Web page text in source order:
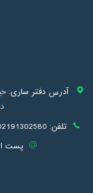
آدرس دفتر ساری:
تلفن:
پست